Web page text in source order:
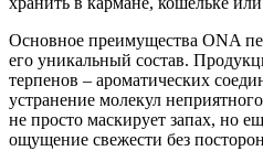
Основное преимущества ONA
его уникальный состав.
терпенов – ароматических
устранение молекул
не просто маскирует запах, но
ощущение свежести без